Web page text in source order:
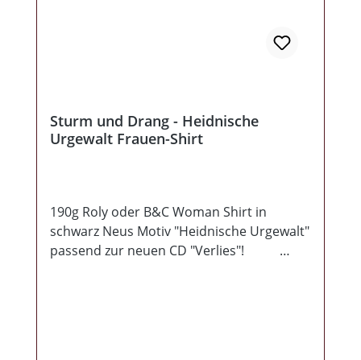
Sturm und Drang - Heidnische
Urgewalt Frauen-Shirt
190g Roly oder B&C Woman Shirt in
schwarz Neus Motiv "Heidnische Urgewalt"
passend zur neuen CD "Verlies"!